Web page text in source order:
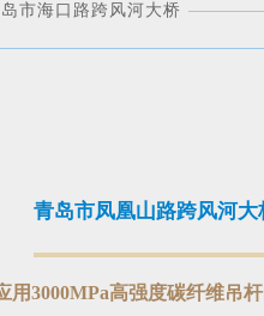
市海口路跨风河大桥
青岛市凤凰山路跨风河大
用3000MPa高强度碳纤维吊